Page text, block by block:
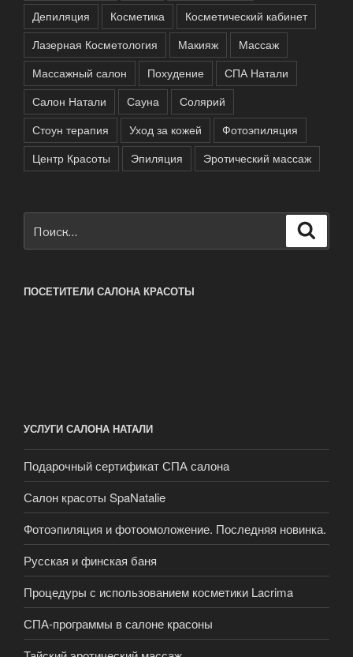
Депиляция
Косметика
Косметический кабинет
Лазерная Косметология
Макияж
Массаж
Массажный салон
Похудение
СПА Натали
Салон Натали
Сауна
Солярий
Стоун терапия
Уход за кожей
Фотоэпиляция
Центр Красоты
Эпиляция Эротический массаж
ПОСЕТИТЕЛИ САЛОНА КРАСОТЫ
УСЛУГИ САЛОНА НАТАЛИ
Подарочный сертификат СПА салона
Салон красоты SpaNatalie
Фотоэпиляция и фотоомоложение. Последняя новинка.
Русская и финская баня
Процедуры с использованием косметики Lacrima
СПА-программы в салоне красоны